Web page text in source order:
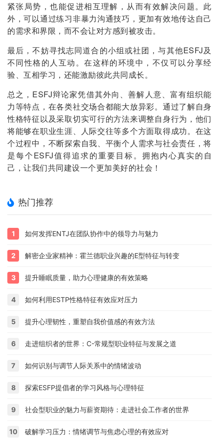
紧张局势，也能促进相互理解，从而有效解决问题。此
外，可以通过练习非暴力沟通技巧，更加有效地传达自己
的需求和界限，而不会让对方感到被攻击。
最后，不妨寻找志同道合的小组或社团，与其他ESFJ及
不同性格的人互动。在这样的环境中，不仅可以分享经
验、互相学习，还能激励彼此共同成长。
总之，ESFJ辩论家凭借其外向、善解人意、富有组织能
力等特点，在各类社交场合都能大放异彩。通过了解自身
性格特征以及采取切实可行的方法来调整自身行为，他们
将能够在职业生涯、人际交往等多个方面取得成功。在这
个过程中，不断探索自我、平衡个人需求与社会责任，将
是每个ESFJ值得追求的重要目标。拥抱内心真实的自
己，让我们共同建设一个更加美好的社会！
热门推荐
1 如何发挥ENTJ在团队协作中的领导力与魅力
2 解密企业家精神：霍兰德职业兴趣的E型特征与转变
3 提升睡眠质量，助力心理健康的有效策略
4 如何利用ESTP性格特征有效应对压力
5 提升心理韧性，重塑自我价值感的有效方法
6 走进组织者的世界：C-常规型职业特征与发展之道
7 如何识别与调节人际关系中的情绪波动
8 探索ESFP提倡者的学习风格与心理特征
9 社会型职业的魅力与薪资期待：走进社会工作者的世界
10 破解学习压力：情绪调节与焦虑心理的有效应对